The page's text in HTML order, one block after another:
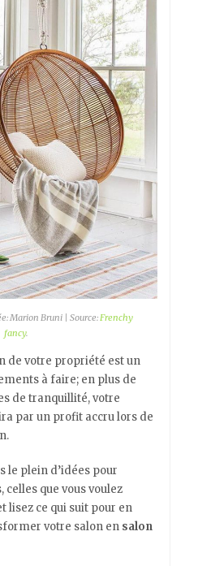
Marion Bruni | Source:Frenchy
fancy.
de votre propriété est un
à faire; en plus de
de tranquillité, votre
par un profit accru lors de
le plein d’idées pour
que vous voulez
lisez ce qui suit pour en
votre salon en salon